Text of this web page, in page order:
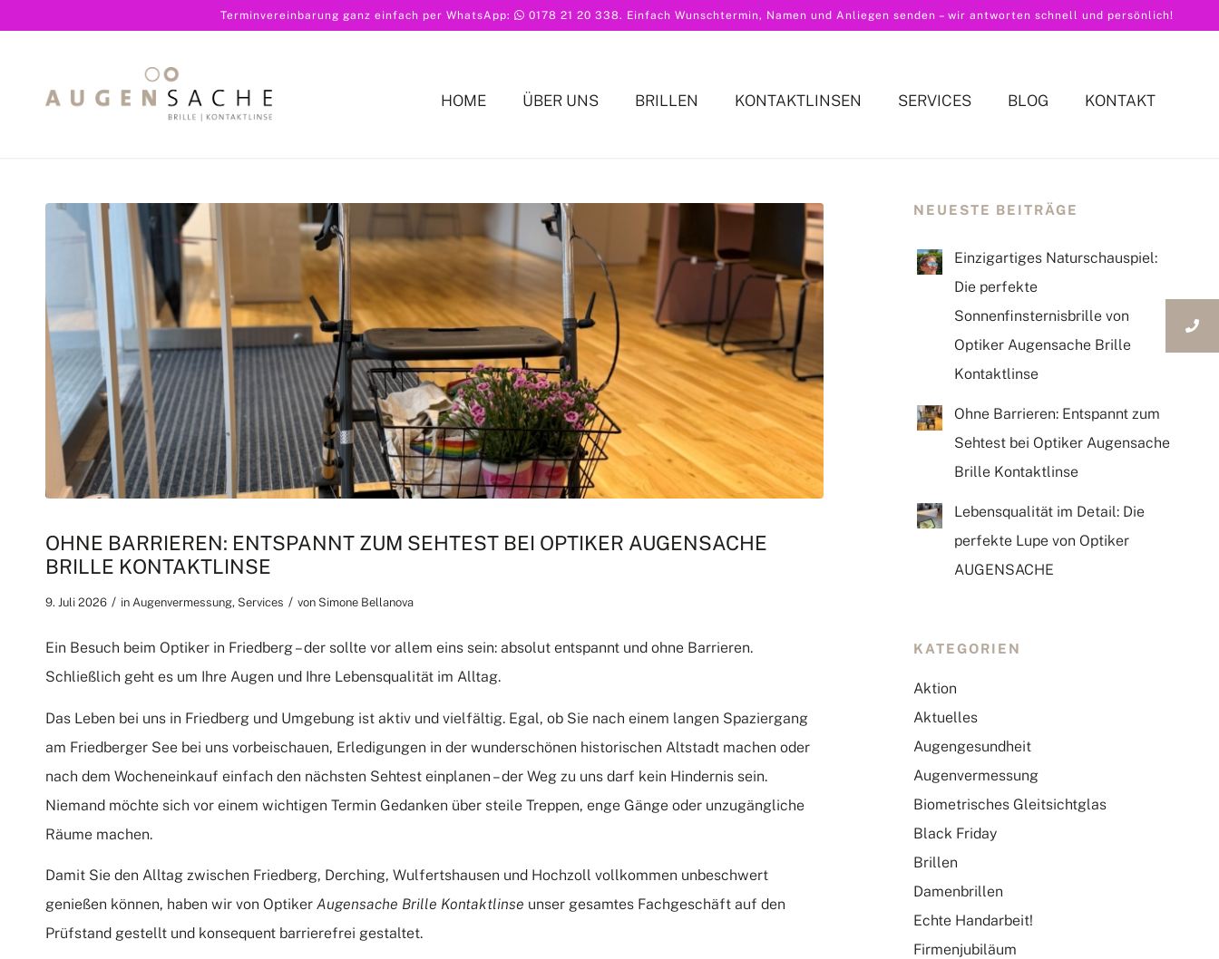
Terminvereinbarung ganz einfach per WhatsApp: 0178 21 20 338. Einfach Wunschtermin, Namen und Anliegen senden – wir antworten schnell und persönlich!
HOME ÜBER UNS BRILLEN KONTAKTLINSEN SERVICES BLOG KONTAKT
OHNE BARRIEREN: ENTSPANNT ZUM SEHTEST BEI OPTIKER AUGENSACHE
BRILLE KONTAKTLINSE
9. Juli 2026 / in Augenvermessung, Services / von Simone Bellanova
Ein Besuch beim Optiker in Friedberg – der sollte vor allem eins sein: absolut entspannt und ohne Barrieren.
Schließlich geht es um Ihre Augen und Ihre Lebensqualität im Alltag.
Das Leben bei uns in Friedberg und Umgebung ist aktiv und vielfältig. Egal, ob Sie nach einem langen Spaziergang
am Friedberger See bei uns vorbeischauen, Erledigungen in der wunderschönen historischen Altstadt machen oder
nach dem Wocheneinkauf einfach den nächsten Sehtest einplanen – der Weg zu uns darf kein Hindernis sein.
Niemand möchte sich vor einem wichtigen Termin Gedanken über steile Treppen, enge Gänge oder unzugängliche
Räume machen.
Damit Sie den Alltag zwischen Friedberg, Derching, Wulfertshausen und Hochzoll vollkommen unbeschwert
genießen können, haben wir von Optiker Augensache Brille Kontaktlinse unser gesamtes Fachgeschäft auf den
Prüfstand gestellt und konsequent barrierefrei gestaltet.
NEUESTE BEITRÄGE
Einzigartiges Naturschauspiel:
Die perfekte
Sonnenfinsternisbrille von
Optiker Augensache Brille
Kontaktlinse
Ohne Barrieren: Entspannt zum
Sehtest bei Optiker Augensache
Brille Kontaktlinse
Lebensqualität im Detail: Die
perfekte Lupe von Optiker
AUGENSACHE
KATEGORIEN
Aktion
Aktuelles
Augengesundheit
Augenvermessung
Biometrisches Gleitsichtglas
Black Friday
Brillen
Damenbrillen
Echte Handarbeit!
Firmenjubiläum